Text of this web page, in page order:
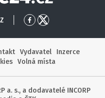
Přejít
Facebook
Přejít
X
Vydavatel
Inzerce
Volná místa
a. s., a dodavatelé INCORP